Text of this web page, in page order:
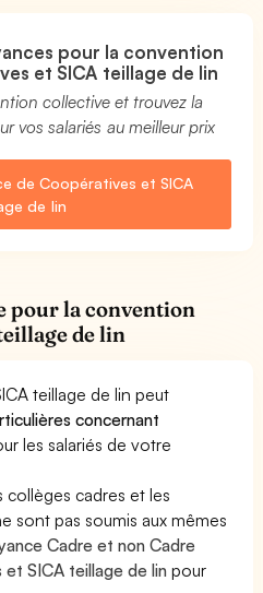
pour la convention
et SICA teillage de lin
collective et trouvez la
vos salariés au meilleur prix
de Coopératives et SICA
de lin
pour la convention
de lin
teillage de lin peut
concernant
les salariés de votre
collèges cadres et les
sont pas soumis aux mêmes
Cadre et non Cadre
et SICA teillage de linpour